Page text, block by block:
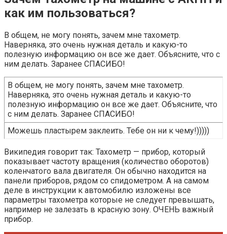
как им пользоваться?
В общем, не могу понять, зачем мне тахометр.
Наверняка, это очень нужная деталь и какую-то
полезную информацию он все же дает. Объясните, что с
ним делать. Заранее СПАСИБО!
В общем, не могу понять, зачем мне тахометр.
Наверняка, это очень нужная деталь и какую-то
полезную информацию он все же дает. Объясните, что
с ним делать. Заранее СПАСИБО!
Можешь пластырем заклеить. Тебе он ни к чему!)))))
Википедия говорит так: Тахометр — прибор, который
показывает частоту вращения (количество оборотов)
коленчатого вала двигателя. Он обычно находится на
панели приборов, рядом со спидометром. А на самом
деле в инструкции к автомобилю изложены все
параметры тахометра которые не следует превышать,
например не залезать в красную зону. ОЧЕНЬ важный
прибор.